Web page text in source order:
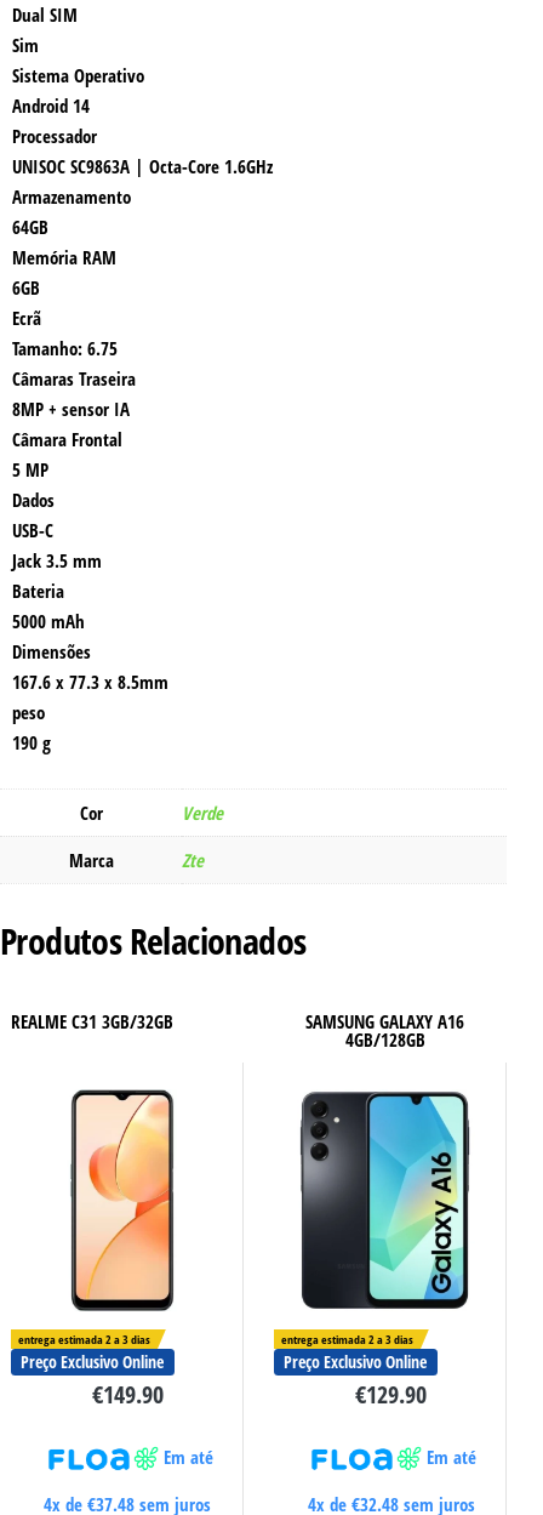
Dual SIM
Sim
Sistema Operativo
Android 14
Processador
UNISOC SC9863A | Octa-Core 1.6GHz
Armazenamento
64GB
Memória RAM
6GB
Ecrã
Tamanho: 6.75
Câmaras Traseira
8MP + sensor IA
Câmara Frontal
5 MP
Dados
USB-C
Jack 3.5 mm
Bateria
5000 mAh
Dimensões
167.6 x 77.3 x 8.5mm
peso
190 g
Cor
Verde
Marca
Zte
Produtos Relacionados
REALME C31 3GB/32GB
entrega estimada 2 a 3 dias
Preço Exclusivo Online
€149.90
Em até
4x de€37.48 sem juros
SAMSUNG GALAXY A16
4GB/128GB
entrega estimada 2 a 3 dias
Preço Exclusivo Online
€129.90
Em até
4x de €32.48sem juros